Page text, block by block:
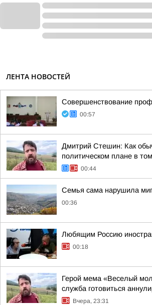
ЛЕНТА НОВОСТЕЙ
Совершенствование
00:57
Дмитрий Стешин: Как
политическом плане в
00:44
Семья сама нарушила
00:36
Любящим Россию
00:18
Герой мема «Веселый
служба готовиться
Вчера, 23:31